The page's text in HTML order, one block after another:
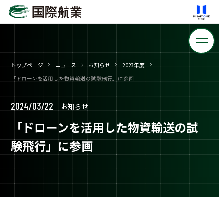
トップページ ニュース お知らせ
2023年度
「ドローンを活用した物資輸送の試験飛行」に参画
2024/03/22 お知らせ
「ドローンを活用した物資輸送の試
験飛行」に参画